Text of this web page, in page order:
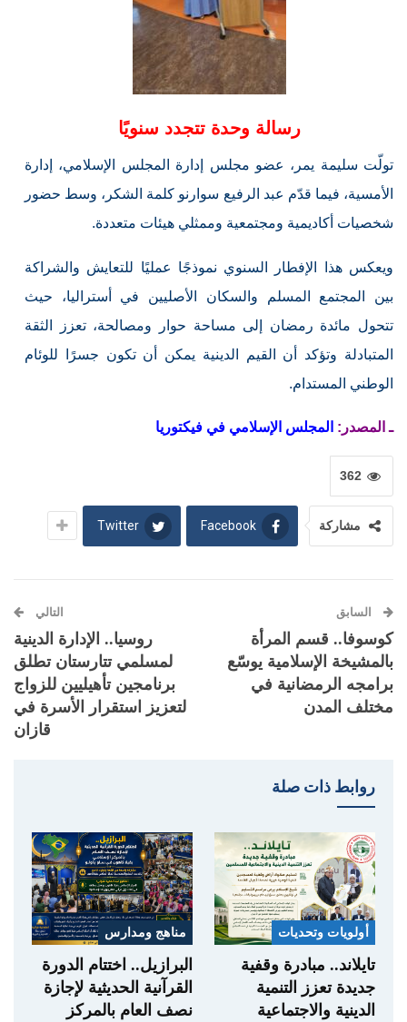
رسالة وحدة تتجدد سنويًا
تولّت سليمة يمر، عضو مجلس إدارة المجلس الإسلامي، إدارة
الأمسية، فيما قدّم عبد الرفيع سوارنو كلمة الشكر، وسط حضور
شخصيات أكاديمية ومجتمعية وممثلي هيئات متعددة.
ويعكس هذا الإفطار السنوي نموذجًا عمليًا للتعايش والشراكة
بين المجتمع المسلم والسكان الأصليين في أستراليا، حيث
تتحول مائدة رمضان إلى مساحة حوار ومصالحة، تعزز الثقة
المتبادلة وتؤكد أن القيم الدينية يمكن أن تكون جسرًا للوئام
الوطني المستدام.
ـ المصدر: المجلس الإسلامي في فيكتوريا
362
مشاركة Facebook
Twitter
السابق
كوسوفا.. قسم المرأة
بالمشيخة الإسلامية يوسّع
برامجه الرمضانية في
مختلف المدن
التالي
روسيا.. الإدارة الدينية
لمسلمي تتارستان تطلق
برنامجين تأهيليين للزواج
لتعزيز استقرار الأسرة في
قازان
روابط ذات صلة
أولويات وتحديات
تايلاند.. مبادرة وقفية
جديدة تعزز التنمية
الدينية والاجتماعية
مناهج ومدارس
البرازيل.. اختتام الدورة
القرآنية الحديثية لإجازة
نصف العام بالمركز